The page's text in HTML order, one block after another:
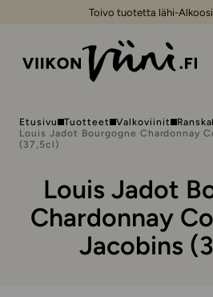
Toivo tuotetta lähi-
Etusivu Tuotteet Valkoviinit
Ranska
Louis Jadot Bourgogne Chardonnay
(37,5cl)
Louis Jadot
Chardonnay
Jacobins